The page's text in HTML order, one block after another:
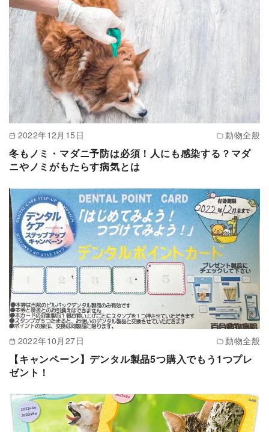
2022年12月15日 動物全般
冬もノミ・マダニ予防は必須！人にも感染する？マダ
ニやノミがもたらす病気とは
2022年10月27日 動物全般
【キャンペーン】デンタル製品5つ購入でもう1つプレ
ゼント！